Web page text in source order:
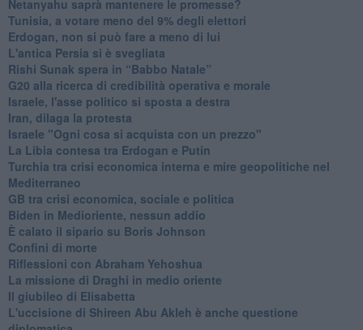
Netanyahu saprà mantenere le promesse?
Tunisia, a votare meno del 9% degli elettori
Erdogan, non si può fare a meno di lui
L'antica Persia si è svegliata
Rishi Sunak spera in “Babbo Natale”
G20 alla ricerca di credibilità operativa e morale
Israele, l'asse politico si sposta a destra
Iran, dilaga la protesta
Israele "Ogni cosa si acquista con un prezzo"
La Libia contesa tra Erdogan e Putin
Turchia tra crisi economica interna e mire geopolitiche nel
Mediterraneo
GB tra crisi economica, sociale e politica
Biden in Medioriente, nessun addio
È calato il sipario su Boris Johnson
Confini di morte
Riflessioni con Abraham Yehoshua
La missione di Draghi in medio oriente
Il giubileo di Elisabetta
L'uccisione di Shireen Abu Akleh è anche questione